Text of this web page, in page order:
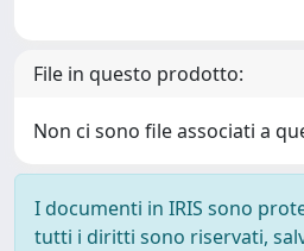
File in questo prodotto:
Non ci sono file associati a
I documenti in IRIS sono
tutti i diritti sono riservati,